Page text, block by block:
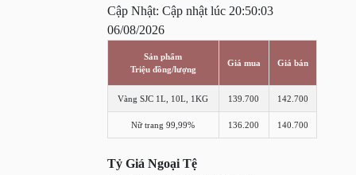
Cập Nhật: Cập nhật lúc 20:50:03
06/08/2026
Sản phẩm
Triệu đồng/lượng
Giá mua Giá bán
Vàng SJC 1L, 10L, 1KG 139.700 142.700
Nữ trang 99,99% 136.200 140.700
Tỷ Giá Ngoại Tệ